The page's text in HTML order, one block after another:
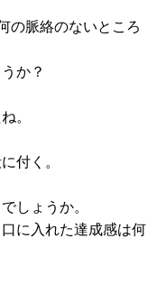
の脈絡のないところ
か？
。
付く。
しょうか。
に入れた達成感は何